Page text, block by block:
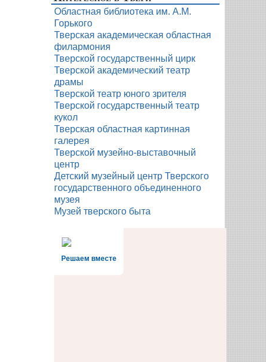
Областная библиотека им. А.М.
Горького
Тверская академическая областная
филармония
Тверской государственный цирк
Тверской академический театр
драмы
Тверской театр юного зрителя
Тверской государственный театр
кукол
Тверская областная картинная
галерея
Тверской музейно-выставочный
центр
Детский музейный центр Тверского
государственного объединенного
музея
Музей тверского быта
Решаем вместе